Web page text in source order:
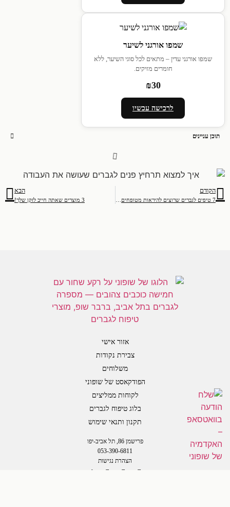
תוכן עניינים
שמפו אורגני לשיער
שמפו אורגני עדין – מתאים לכל סוגי השיער, ללא
חומרים מזיקים.
₪30
לרכישה עכשיו
הקודם הבא
3 מוצרים שאתה חייב לזקן שלך!
אזור אישי
צבירת נקודות
משלוחים
הפודקאסט של שופוני
לקוחות ממליצים
בלוג טיפוח לגברים
תקנון ותנאי שימוש
פרישמן 86, תל אביב-יפו
053-390-6811
הצהרת נגישות